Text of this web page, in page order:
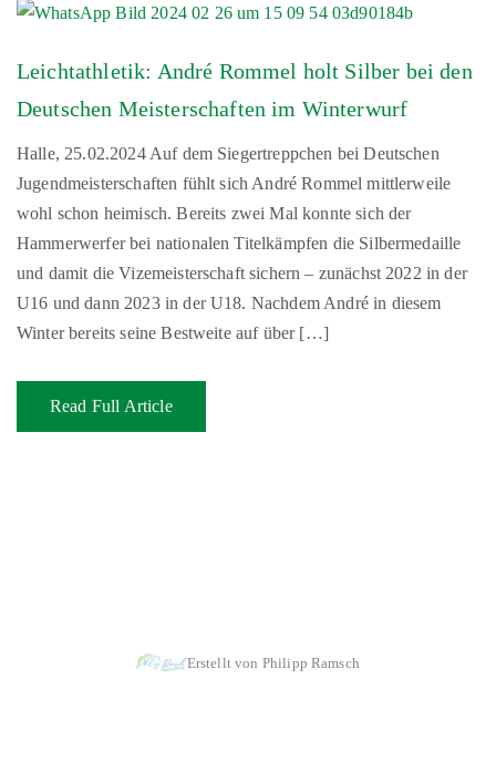
Leichtathletik: André Rommel holt Silber bei den
Deutschen Meisterschaften im Winterwurf
Halle, 25.02.2024 Auf dem Siegertreppchen bei Deutschen
Jugendmeisterschaften fühlt sich André Rommel mittlerweile
wohl schon heimisch. Bereits zwei Mal konnte sich der
Hammerwerfer bei nationalen Titelkämpfen die Silbermedaille
und damit die Vizemeisterschaft sichern – zunächst 2022 in der
U16 und dann 2023 in der U18. Nachdem André in diesem
Winter bereits seine Bestweite auf über […]
Read Full Article
Erstellt von Philipp Ramsch